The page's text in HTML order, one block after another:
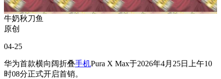
牛奶秋刀鱼
原创
04-25
华为首款横向阔折叠手机Pura X Max于2026年4月25日上午10
时08分正式开启首销。